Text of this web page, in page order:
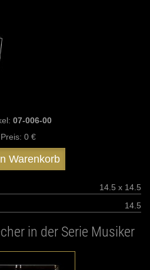
07-006-00
Preis: 0 €
Warenkorb
14.5 х 14.5
14.5
in der Serie Musiker